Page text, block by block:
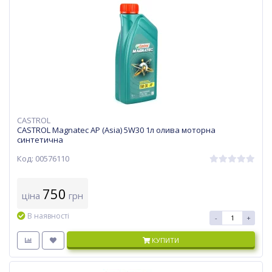
CASTROL
CASTROL Magnatec AP (Asia) 5W30 1л олива моторна
синтетична
Код: 00576110
ціна 750 грн
В наявності - +
КУПИТИ